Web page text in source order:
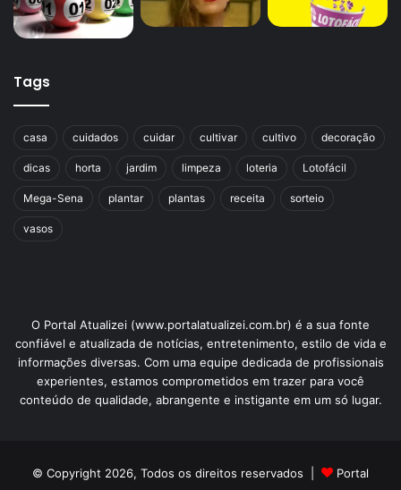
Tags
casa cuidados cuidar cultivar cultivo decoração
dicas horta jardim limpeza loteria Lotofácil
Mega-Sena plantar plantas receita sorteio
vasos
O Portal Atualizei (www.portalatualizei.com.br) é a sua fonte
confiável e atualizada de notícias, entretenimento, estilo de vida e
informações diversas. Com uma equipe dedicada de profissionais
experientes, estamos comprometidos em trazer para você
conteúdo de qualidade, abrangente e instigante em um só lugar.
© Copyright 2026, Todos os direitos reservados | Portal